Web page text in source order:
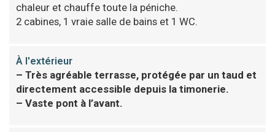
chaleur et chauffe toute la péniche.
2 cabines, 1 vraie salle de bains et 1 WC.
À l'extérieur
– Très agréable terrasse, protégée par un taud et
directement accessible depuis la timonerie.
– Vaste pont à l’avant.